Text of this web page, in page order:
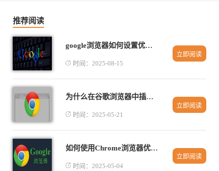
推荐阅读
google浏览器如何设置优先从外部源下载资源
时间：2025-08-15
立即阅读
为什么在谷歌浏览器中插件频繁崩溃
时间：2025-05-21
立即阅读
如何使用Chrome浏览器优化插件设置
时间：2025-05-04
立即阅读